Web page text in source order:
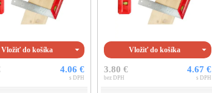
Vložiť do košíka
4.06 €
s DPH
Vložiť do košíka
3.80 €
bez DPH
4.67 €
s DPH